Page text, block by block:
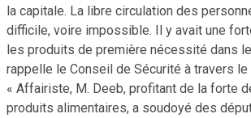
la capitale. La libre circulation des
difficile, voire impossible. Il y avait une
les produits de première nécessité dans
rappelle le Conseil de Sécurité à travers le
« Affairiste, M. Deeb, profitant de la forte
produits alimentaires, a soudoyé des